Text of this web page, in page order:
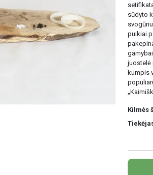
sūdyto
puikiai
juostelė
kumpis
Kilmės